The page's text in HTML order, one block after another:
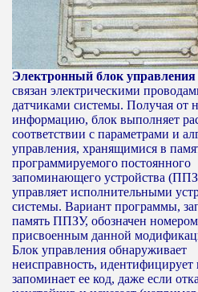
Электронный блок
связан электрическими
датчиками системы. Получая от
информацию, блок выполняет
соответствии с параметрами и
управления, хранящимися в
программируемого постоянного
запоминающего устройства
управляет исполнительными
системы. Вариант программы,
память ППЗУ, обозначен
присвоенным данной
Блок управления обнаруживает
неисправность, идентифицирует
запоминает ее код, даже если